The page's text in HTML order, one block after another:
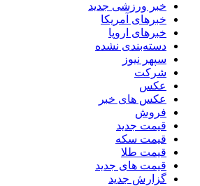
خبر ورزشی جدید
خبرهای آمریکا
خبرهای اروپا
دسته‌بندی نشده
سپهر نیوز
شرکت
عکس
عکس های خبر
فروش
قیمت جدید
قیمت سکه
قیمت طلا
قیمت های جدید
گزارش جدید